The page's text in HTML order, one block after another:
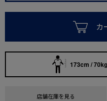
カ
173cm / 70kg
店舗在庫を見る